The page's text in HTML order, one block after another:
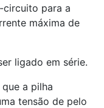
circuito para a
máxima de
ligado em série.
a pilha
tensão de pelo